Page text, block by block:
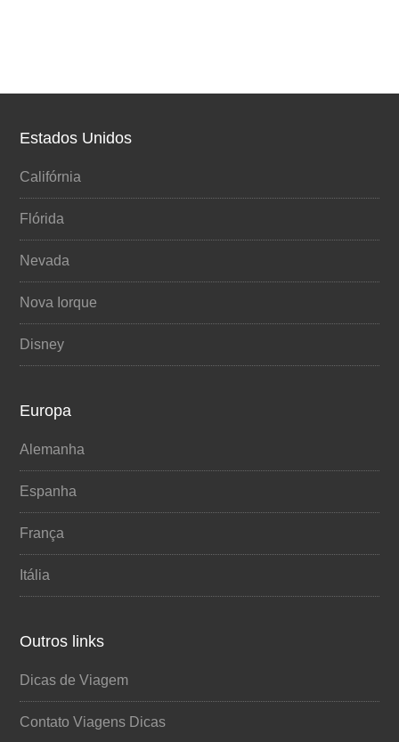
Estados Unidos
Califórnia
Flórida
Nevada
Nova Iorque
Disney
Europa
Alemanha
Espanha
França
Itália
Outros links
Dicas de Viagem
Contato Viagens Dicas